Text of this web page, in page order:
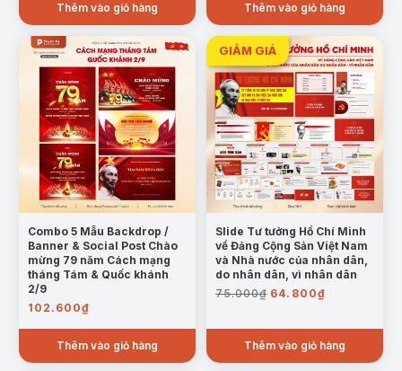
Thêm vào giỏ hàng Thêm vào giỏ hàng
Combo 5 Mẫu Backdrop /
Banner & Social Post Chào
mừng 79 năm Cách mạng
tháng Tám & Quốc khánh
2/9
102.600₫
Thêm vào giỏ hàng
Slide Tư tưởng Hồ Chí Minh
về Đảng Cộng Sản Việt Nam
và Nhà nước của nhân dân,
do nhân dân, vì nhân dân
75.000₫ Giá
là:
75.000₫.
64.800₫Giá
tại
là:
64.800₫.
Thêm vào giỏ hàng